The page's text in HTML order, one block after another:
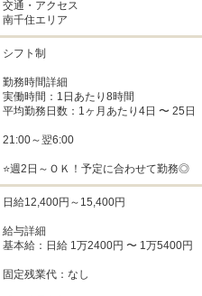
交通・アクセス
南千住エリア
シフト制
勤務時間詳細
実働時間：1日あたり8時間
平均勤務日数：1ヶ月あたり4日 〜 25日
21:00～翌6:00
⭐週2日～ＯＫ！予定に合わせて勤務◎
日給12,400円～15,400円
給与詳細
基本給：日給 1万2400円 〜 1万5400円
固定残業代：なし